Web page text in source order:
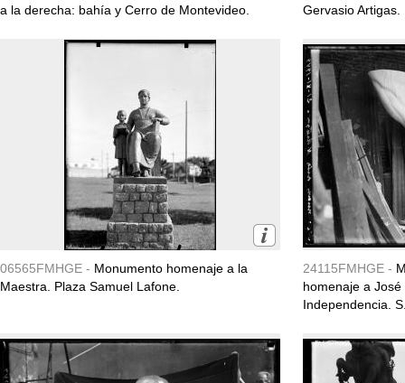
a la derecha: bahía y Cerro de Montevideo.
Gervasio
06565FMHGE - Monumento homenaje a la
Maestra. Plaza Samuel Lafone.
24115FMHGE -
homenaje a
Independencia.